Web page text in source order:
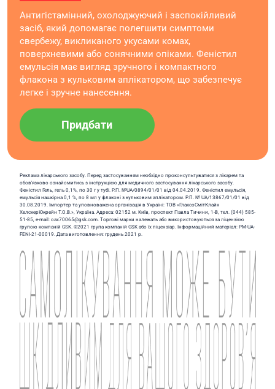
Антигістамінний, охолоджуючий і заспокійливий
засіб, який допомагає полегшити симптоми
свербежу, викликаного укусами комах,
поверхневими або сонячними опіками. Феністил
емульсія має вигляд зручного і компактного
флакона з кульковим аплікатором, що забезпечує
легке і зручне нанесення.
Придбати
Реклама лікарського засобу. Перед застосуванням необхідно проконсультуватися з лікарем та
обов'язково ознайомитись з інструкцією для медичного застосування лікарського засобу.
Феністил Гель, гель 0,1%, по 30 г у тубі. Р.П. №UA/0894/01/01 від 04.04.2019. Феністил емульсія,
емульсія нашкірна 0,1 %, по 8 мл у флаконі з кульковим аплікатором. Р.П. № UA/13867/01/01 від
30.08.2019. Імпортер та уповноважена організація в Україні: ТОВ «ГлаксоСмітКлайн
ХелскерЮкрейн Т.О.В.», Україна. Адреса: 02152 м. Київ, проспект Павла Тичини, 1-В, тел. (044) 585-
51-85, e-mail: oax70065@gsk.com. Торгові марки належать або використовуються за ліцензією
групою компаній GSK. ©2021 група компаній GSK або їх ліцензіар. Інформаційний матеріал: PM-UA-
FENI-21-00019. Дата виготовлення: грудень 2021 р.